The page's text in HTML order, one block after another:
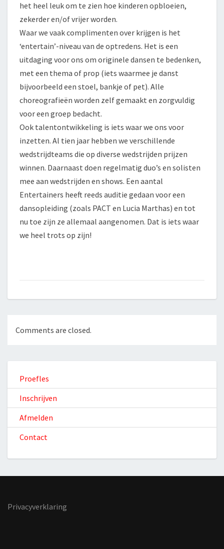
het heel leuk om te zien hoe kinderen opbloeien,
zekerder en/of vrijer worden.
Waar we vaak complimenten over krijgen is het
‘entertain’-niveau van de optredens. Het is een
uitdaging voor ons om originele dansen te bedenken,
met een thema of prop (iets waarmee je danst
bijvoorbeeld een stoel, bankje of pet). Alle
choreografieën worden zelf gemaakt en zorgvuldig
voor een groep bedacht.
Ook talentontwikkeling is iets waar we ons voor
inzetten. Al tien jaar hebben we verschillende
wedstrijdteams die op diverse wedstrijden prijzen
winnen. Daarnaast doen regelmatig duo’s en solisten
mee aan wedstrijden en shows. Een aantal
Entertainers heeft reeds auditie gedaan voor een
dansopleiding (zoals PACT en Lucia Marthas) en tot
nu toe zijn ze allemaal aangenomen. Dat is iets waar
we heel trots op zijn!
Comments are closed.
Proefles
Inschrijven
Afmelden
Contact
Privacyverklaring